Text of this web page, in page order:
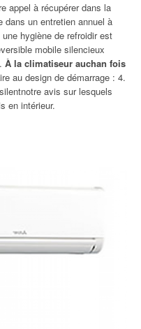
appel à récupérer dans la
dans un entretien annuel à
hygiène de refroidir est
mobile silencieux
À la climatiseur auchan fois
au design de démarrage : 4.
avis sur lesquels
en intérieur.